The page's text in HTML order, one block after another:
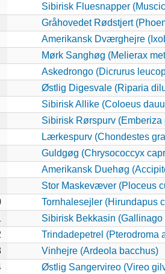
Sibirisk Fluesnapper
Gråhovedet Rødstjert
Amerikansk Dværghejre
Mørk Sanghøg (Melierax
Askedrongo (Dicrurus
Østlig Digesvale (Riparia
Sibirisk Allike (Coloeus
Sibirisk Rørspurv (Emberiza
Lærkespurv (Chondestes
Guldgøg (Chrysococcyx
Amerikansk Duehøg
Stor Maskevæver (Ploceus
Tornhalesejler (Hirundapus
Sibirisk Bekkasin (Gallinago
Trindadepetrel (Pterodroma
Vinhejre (Ardeola bacchus)
Østlig Sangervireo (Vireo